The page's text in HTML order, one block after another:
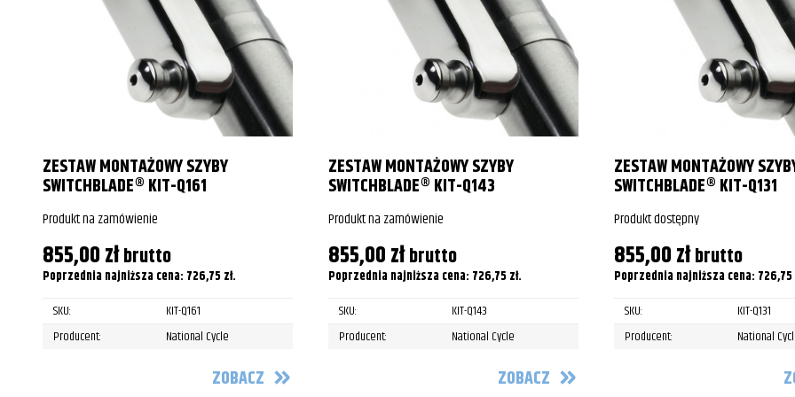
Harley-Davidson
FLSTC Heritage Softail Classic
Harley-Davidson
FLSTC Heritage Softail Classic
Harley-Davidson
FLSTC Heritage Softail Classic
Harley-Davidson
FLSTC Heritage Softail Classic
Harley-Davidson
FLSTC Heritage Softail Classic
Harley-Davidson
FLSTC Heritage Softail Classic
Harley-Davidson
FLSTC Heritage Softail Classic
Harley-Davidson
FLSTC Heritage Softail Classic
ZESTAW MONTAŻOWY SZYBY
SWITCHBLADE® KIT-Q161
Produkt na zamówienie
855,00złbrutto
Poprzednia najniższa cena: 726,75 zł.
SKU:
KIT-Q161
Producent:
National Cycle
ZOBACZ
ZESTAW MONTAŻOWY SZYBY
SWITCHBLADE® KIT-Q143
Produkt na zamówienie
855,00złbrutto
Poprzednia najniższa cena: 726,75 zł.
SKU:
KIT-Q143
Producent:
National Cycle
ZOBACZ
ZESTAW MONTAŻOWY
SWITCHBLADE® KIT-Q131
Produkt dostępny
855,00złbrutto
Poprzednia najniższa cena: 726,75
SKU:
KIT-Q131
Producent:
National